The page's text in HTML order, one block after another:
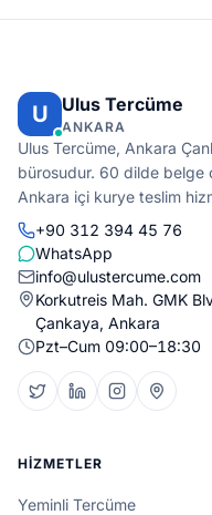
U Ulus Tercüme
ANKARA
Ulus Tercüme, Ankara
bürosudur. 60 dilde belge
Ankara içi kurye teslim
+90 312 394 45 76
WhatsApp
info@ulustercume.com
Korkutreis Mah. GMK
Çankaya, Ankara
Pzt–Cum 09:00–18:30
HIZMETLER
Yeminli Tercüme